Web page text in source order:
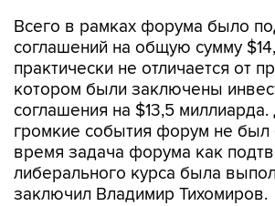
Всего в рамках форума было
соглашений на общую сумму
практически не отличается от
котором были заключены
соглашения на $13,5
громкие события форум не был
время задача форума как
либерального курса была
заключил Владимир Тихомиров.